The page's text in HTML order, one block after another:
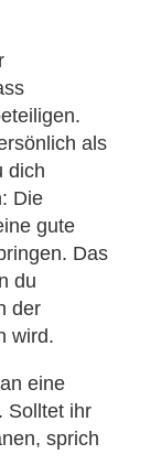
als
dich
Die
gute
Das
du
der
wird.
eine
Solltet ihr
sprich